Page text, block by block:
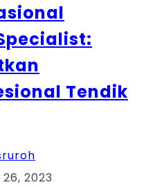
Tendik
2023